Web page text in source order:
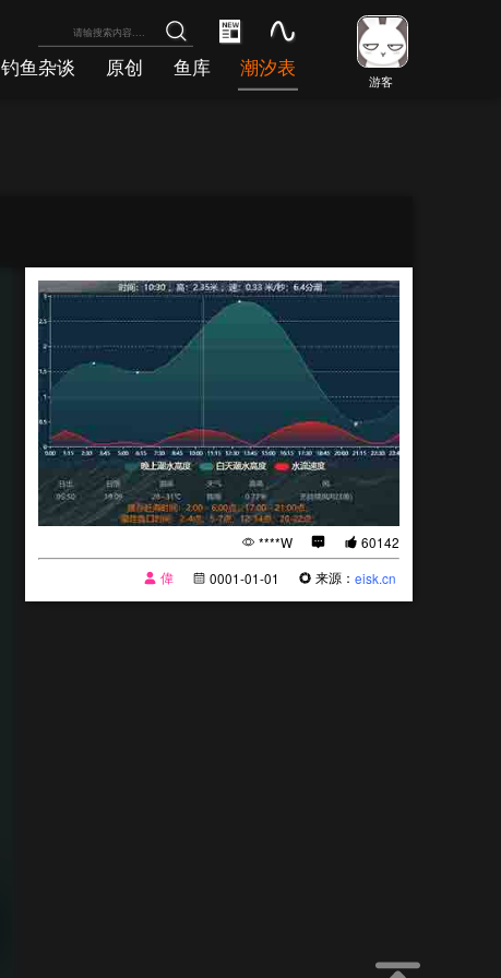
游客
钓鱼杂谈 原创 鱼库 潮汐表
****W
60142
偉
0001-01-01 来源：eisk.cn